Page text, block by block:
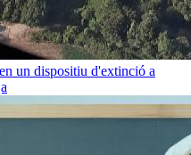
un dispositiu d'extinció a